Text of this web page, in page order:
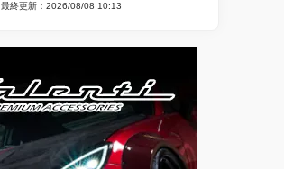
最終更新：2026/08/08 10:13